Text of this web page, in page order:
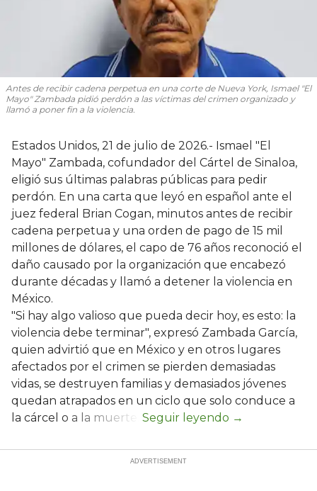
Antes de recibir cadena perpetua en una corte de Nueva York, Ismael "El
Mayo" Zambada pidió perdón a las víctimas del crimen organizado y
llamó a poner fin a la violencia.
Estados Unidos, 21 de julio de 2026.- Ismael "El
Mayo" Zambada, cofundador del Cártel de Sinaloa,
eligió sus últimas palabras públicas para pedir
perdón. En una carta que leyó en español ante el
juez federal Brian Cogan, minutos antes de recibir
cadena perpetua y una orden de pago de 15 mil
millones de dólares, el capo de 76 años reconoció el
daño causado por la organización que encabezó
durante décadas y llamó a detener la violencia en
México.
"Si hay algo valioso que pueda decir hoy, es esto: la
violencia debe terminar", expresó Zambada García,
quien advirtió que en México y en otros lugares
afectados por el crimen se pierden demasiadas
vidas, se destruyen familias y demasiados jóvenes
quedan atrapados en un ciclo que solo conduce a
la cárcel o a la muerte.